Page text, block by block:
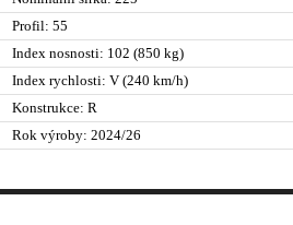
Profil: 55
Index nosnosti: 102 (850 kg)
Index rychlosti: V (240 km/h)
Konstrukce: R
Rok výroby: 2024/26